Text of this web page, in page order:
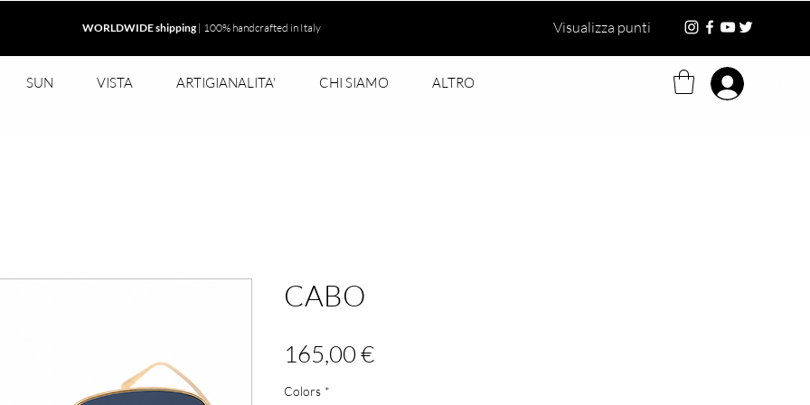
WORLDWIDE shipping | 100% handcrafted in Italy Visualizza punti
SUN VISTA ARTIGIANALITA' CHI SIAMO ALTRO
CABO
165,00 €Prezzo
Colors *